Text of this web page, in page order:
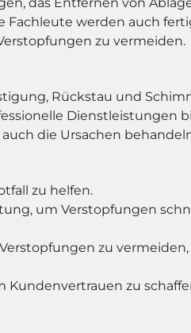
Fachleute werden auch
zu vermeiden.
Rückstau und
Dienstleistungen
die Ursachen
zu helfen.
um Verstopfungen
zu
Kundenvertrauen zu